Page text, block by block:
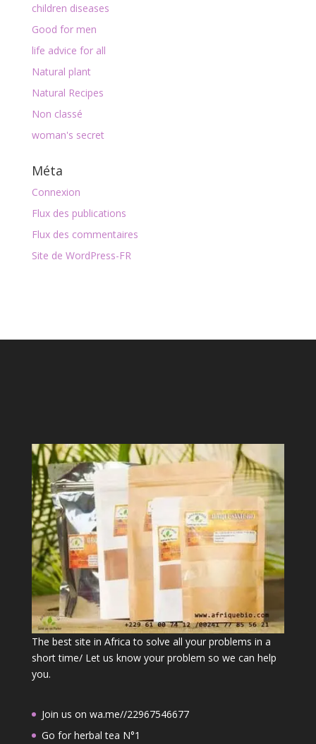
children diseases
Good for men
life advice for all
Natural plant
Natural Recipes
Non classé
woman's secret
Méta
Connexion
Flux des publications
Flux des commentaires
Site de WordPress-FR
The best site in Africa to solve all your problems in a
short time/ Let us know your problem so we can help
you.
Join us on wa.me//22967546677
Go for herbal tea N°1